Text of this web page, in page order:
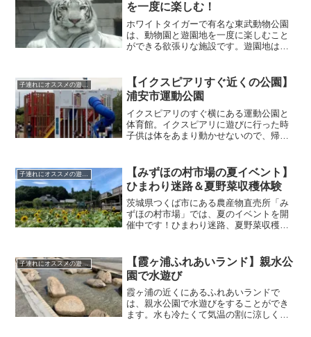
を一度に楽しむ！
ホワイトタイガーで有名な東武動物公園
は、動物園と遊園地を一度に楽しむこと
ができる欲張りな施設です。遊園地は子
ることもでき、親子で楽しむことができ
ます。
子連れにオススメの遊び場
【イクスピアリすぐ近くの公園】
浦安市運動公園
イクスピアリのすぐ横にある運動公園と
体育館。イクスピアリに遊びに行った時
子供は体をあまり動かせないので、帰り
【みずほの村市場の夏イベント】
ひまわり迷路＆夏野菜収穫体験
茨城県つくば市にある農産物直売所「み
ずほの村市場」では、夏のイベントを開
催中です！ひまわり迷路、夏野菜収穫体
って貴重な経験になること間違いなしで
す。
子連れにオススメの遊び場
【霞ヶ浦ふれあいランド】親水公
園で水遊び
霞ヶ浦の近くにあるふれあいランドで
は、親水公園で水遊びをすることができ
ます。水も冷たくて気温の割に涼しく快